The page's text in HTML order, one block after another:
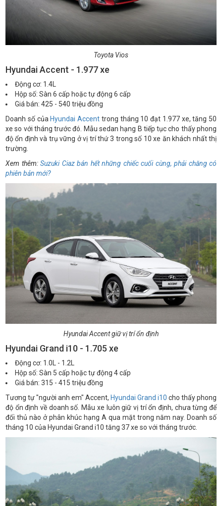
Toyota Vios
Hyundai Accent - 1.977 xe
Động cơ: 1.4L
Hộp số: Sàn 6 cấp hoặc tự động 6 cấp
Giá bán: 425 - 540 triệu đồng
Doanh số của Hyundai Accent trong tháng 10 đạt 1.977 xe, tăng 50
xe so với tháng trước đó. Mẫu sedan hạng B tiếp tục cho thấy phong
độ ổn định và trụ vững ở vị trí thứ 3 trong số 10 xe ăn khách nhất thị
trường.
Xem thêm: Suzuki Ciaz bán hết những chiếc cuối cùng, phải chăng có
phiên bản mới?
Hyundai Accent giữ vị trí ổn định
Hyundai Grand i10 - 1.705 xe
Động cơ: 1.0L - 1.2L
Hộp số: Sàn 5 cấp hoặc tự động 4 cấp
Giá bán: 315 - 415 triệu đồng
Tương tự "người anh em" Accent, Hyundai Grand i10 cho thấy phong
độ ổn định về doanh số. Mẫu xe luôn giữ vị trí ổn định, chưa từng để
đối thủ nào ở phân khúc hạng A qua mặt trong năm nay. Doanh số
tháng 10 của Hyundai Grand i10 tăng 37 xe so với tháng trước.